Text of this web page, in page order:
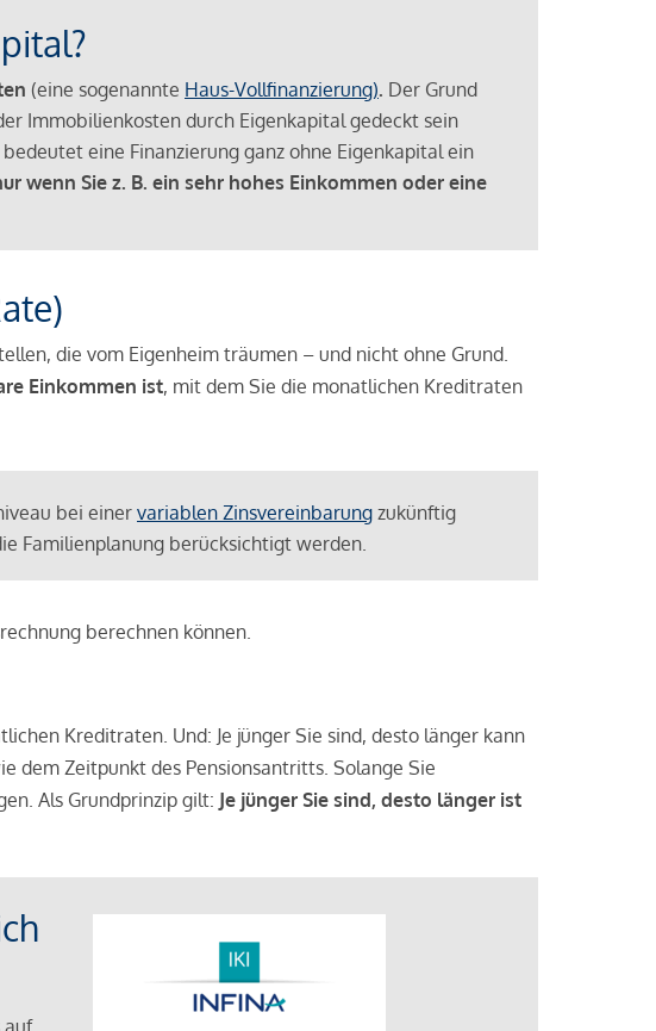
(eine sogenannte Haus-Vollfinanzierung). Der Grund
Immobilienkosten durch Eigenkapital gedeckt sein
eine Finanzierung ganz ohne Eigenkapital ein
wenn Sie z. B. ein sehr hohes Einkommen oder eine
die vom Eigenheim träumen – und nicht ohne Grund.
Einkommen ist, mit dem Sie die monatlichen Kreditraten
bei einer variablen Zinsvereinbarung zukünftig
Familienplanung berücksichtigt werden.
berechnen können.
Kreditraten. Und: Je jünger Sie sind, desto länger kann
dem Zeitpunkt des Pensionsantritts. Solange Sie
Als Grundprinzip gilt: Je jünger Sie sind, desto länger ist